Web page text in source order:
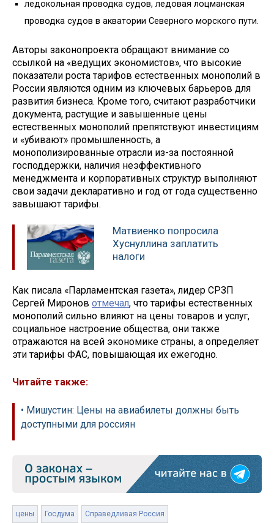
ледокольная проводка судов, ледовая лоцманская
проводка судов в акватории Северного морского пути.
Авторы законопроекта обращают внимание со
ссылкой на «ведущих экономистов», что высокие
показатели роста тарифов естественных монополий в
России являются одним из ключевых барьеров для
развития бизнеса. Кроме того, считают разработчики
документа, растущие и завышенные цены
естественных монополий препятствуют инвестициям
и «убивают» промышленность, а
монополизированные отрасли из-за постоянной
господдержки, наличия неэффективного
менеджмента и корпоративных структур выполняют
свои задачи декларативно и год от года существенно
завышают тарифы.
Матвиенко попросила
Хуснуллина заплатить
налоги
Как писала «Парламентская газета», лидер СРЗП
Сергей Миронов отмечал, что тарифы естественных
монополий сильно влияют на цены товаров и услуг,
социальное настроение общества, они также
отражаются на всей экономике страны, а определяет
эти тарифы ФАС, повышающая их ежегодно.
Читайте также:
• Мишустин: Цены на авиабилеты должны быть
доступными для россиян
цены Госдума Справедливая Россия